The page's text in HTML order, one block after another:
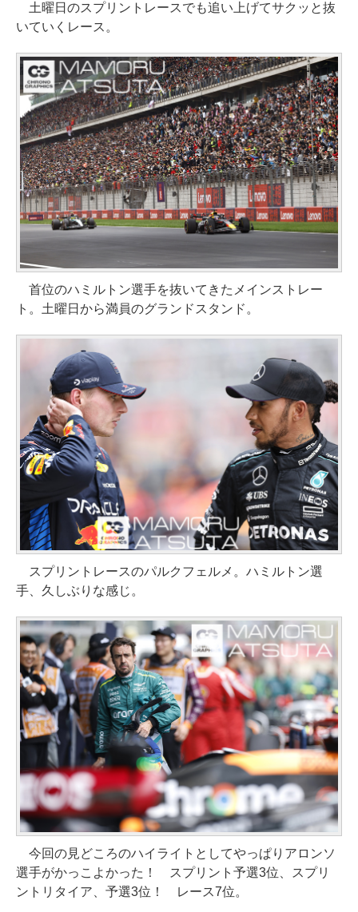
土曜日のスプリントレースでも追い上げてサクッと抜
いていくレース。
首位のハミルトン選手を抜いてきたメインストレー
ト。土曜日から満員のグランドスタンド。
スプリントレースのパルクフェルメ。ハミルトン選
手、久しぶりな感じ。
今回の見どころのハイライトとしてやっぱりアロンソ
選手がかっこよかった！ スプリント予選3位、スプリ
ントリタイア、予選3位！ レース7位。